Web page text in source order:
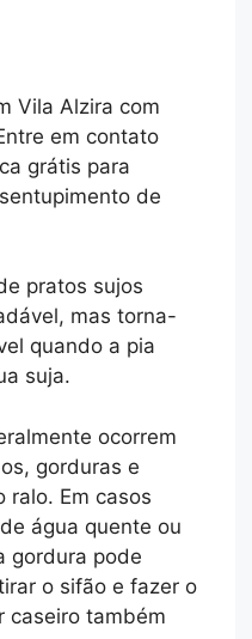
Vila Alzira com
em contato
grátis para
de
pratos sujos
mas torna-
quando a pia
suja.
ocorrem
gorduras e
ralo. Em casos
água quente ou
gordura pode
o sifão e fazer o
caseiro também